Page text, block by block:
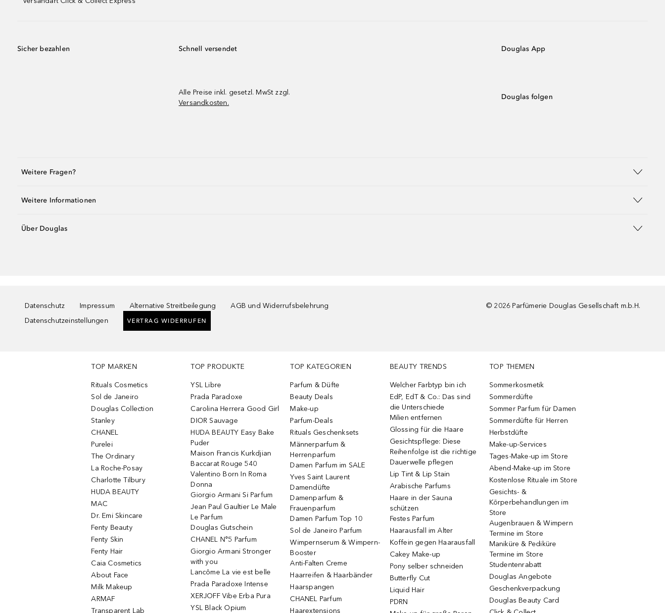
Sicher bezahlen Schnell versendet
Alle Preise inkl. gesetzl. MwSt zzgl.
Versandkosten.
Douglas App
Douglas folgen
Weitere Fragen?
Weitere Informationen
Über Douglas
Datenschutz Impressum Alternative Streitbeilegung
AGB und Widerrufsbelehrung
Datenschutzeinstellungen
VERTRAG WIDERRUFEN
© 2026 Parfümerie Douglas Gesellschaft m.b.H.
TOP MARKEN
Rituals Cosmetics
Sol de Janeiro
Douglas Collection
Stanley
CHANEL
Purelei
The Ordinary
La Roche-Posay
Charlotte Tilbury
HUDA BEAUTY
MAC
Dr. Emi Skincare
Fenty Beauty
Fenty Skin
Fenty Hair
Caia Cosmetics
About Face
Milk Makeup
ARMAF
Transparent Lab
TOP PRODUKTE
YSL Libre
Prada Paradoxe
Carolina Herrera Good Girl
DIOR Sauvage
HUDA BEAUTY Easy Bake
Puder
Maison Francis Kurkdjian
Baccarat Rouge 540
Valentino Born In Roma
Donna
Giorgio Armani Si Parfum
Jean Paul Gaultier Le Male
Le Parfum
Douglas Gutschein
CHANEL N°5 Parfum
Giorgio Armani Stronger
with you
Lancôme La vie est belle
Prada Paradoxe Intense
XERJOFF Vibe Erba Pura
YSL Black Opium
TOP KATEGORIEN
Parfum & Düfte
Beauty Deals
Make-up
Parfum-Deals
Rituals Geschenksets
Männerparfum &
Herrenparfum
Damen Parfum im SALE
Yves Saint Laurent
Damendüfte
Damenparfum &
Frauenparfum
Damen Parfum Top 10
Sol de Janeiro Parfum
Wimpernserum & Wimpern-
Booster
Anti-Falten Creme
Haarreifen & Haarbänder
Haarspangen
CHANEL Parfum
Haarextensions
BEAUTY TRENDS
Welcher Farbtyp bin ich
EdP, EdT & Co.: Das sind
die Unterschiede
Milien entfernen
Glossing für die Haare
Gesichtspflege: Diese
Reihenfolge ist die richtige
Dauerwelle pflegen
Lip Tint & Lip Stain
Arabische Parfums
Haare in der Sauna
schützen
Festes Parfum
Haarausfall im Alter
Koffein gegen Haarausfall
Cakey Make-up
Pony selber schneiden
Butterfly Cut
Liquid Hair
PDRN
TOP THEMEN
Sommerkosmetik
Sommerdüfte
Sommer Parfum für Damen
Sommerdüfte für Herren
Herbstdüfte
Make-up-Services
Tages-Make-up im Store
Abend-Make-up im Store
Kostenlose Rituale im Store
Gesichts- &
Körperbehandlungen im
Store
Augenbrauen & Wimpern
Termine im Store
Maniküre & Pediküre
Termine im Store
Studentenrabatt
Douglas Angebote
Geschenkverpackung
Douglas Beauty Card